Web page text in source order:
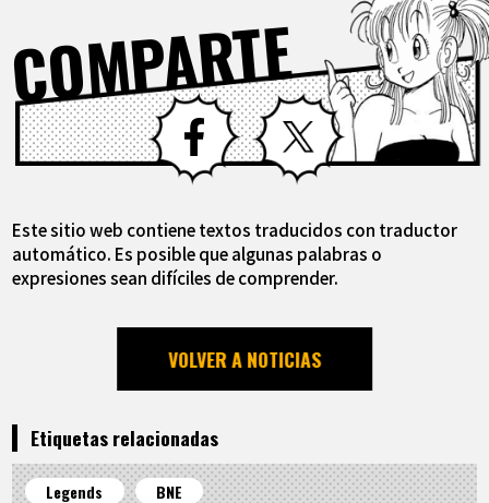
COMPARTE
Facebook X
Este sitio web contiene textos traducidos con traductor
automático. Es posible que algunas palabras o
expresiones sean difíciles de comprender.
VOLVER A NOTICIAS
Etiquetas relacionadas
Legends BNE